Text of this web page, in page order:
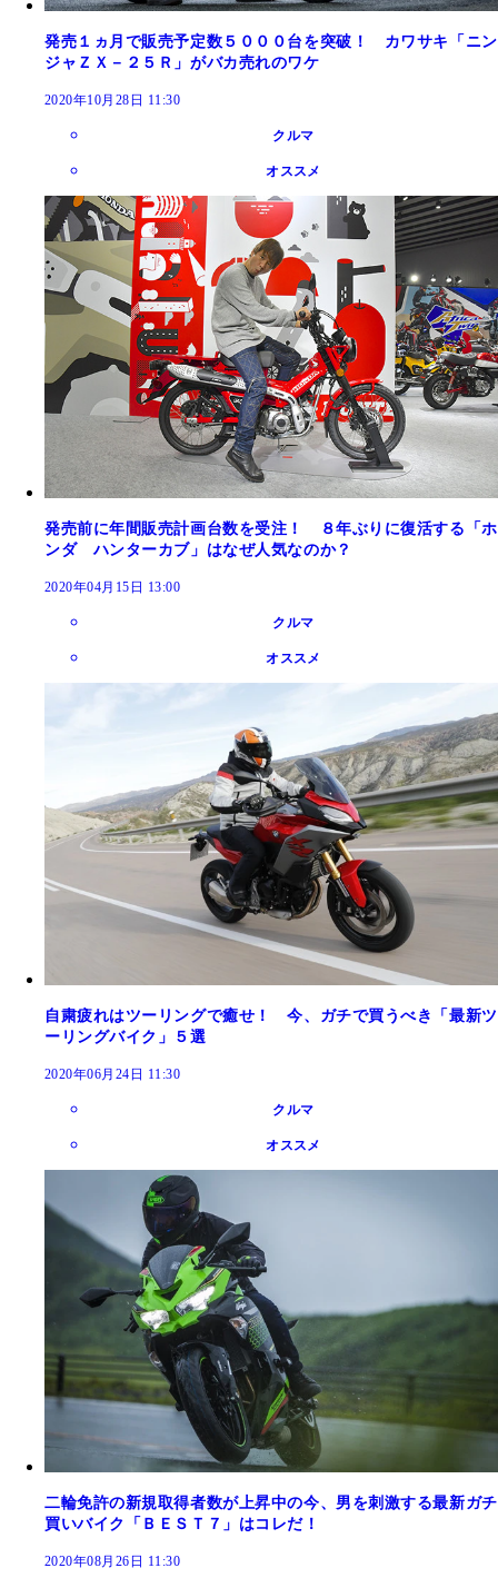
発売１ヵ月で販売予定数５０００台を突破！ カワサキ「ニン
ジャＺＸ－２５Ｒ」がバカ売れのワケ
2020年10月28日 11:30
クルマ
オススメ
発売前に年間販売計画台数を受注！ ８年ぶりに復活する「ホ
ンダ ハンターカブ」はなぜ人気なのか？
2020年04月15日 13:00
クルマ
オススメ
自粛疲れはツーリングで癒せ！ 今、ガチで買うべき「最新ツ
ーリングバイク」５選
2020年06月24日 11:30
クルマ
オススメ
二輪免許の新規取得者数が上昇中の今、男を刺激する最新ガチ
買いバイク「ＢＥＳＴ７」はコレだ！
2020年08月26日 11:30